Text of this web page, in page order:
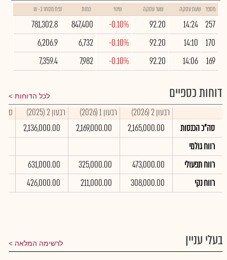
מספר שעת עסקה שער עסקה שינוי כמות נפח מסחר ב- ₪
257
14:24
92.20
-0.10%
847,400
781,302.8
170
14:10
92.20
-0.10%
6,732
6,206.9
169
14:06
92.20
-0.10%
7,982
7,359.4
דוחות כספיים לכל הדוחות
רבעון 2 (2026) רבעון 1 (2026) רבעון 2 (2025)
סה"כ הכנסות
2,165,000.00
2,169,000.00
2,136,000.00
רווח גולמי
רווח תפעולי
473,000.00
325,000.00
631,000.00
רווח נקי
308,000.00
211,000.00
426,000.00
בעלי עניין לרשימה המלאה